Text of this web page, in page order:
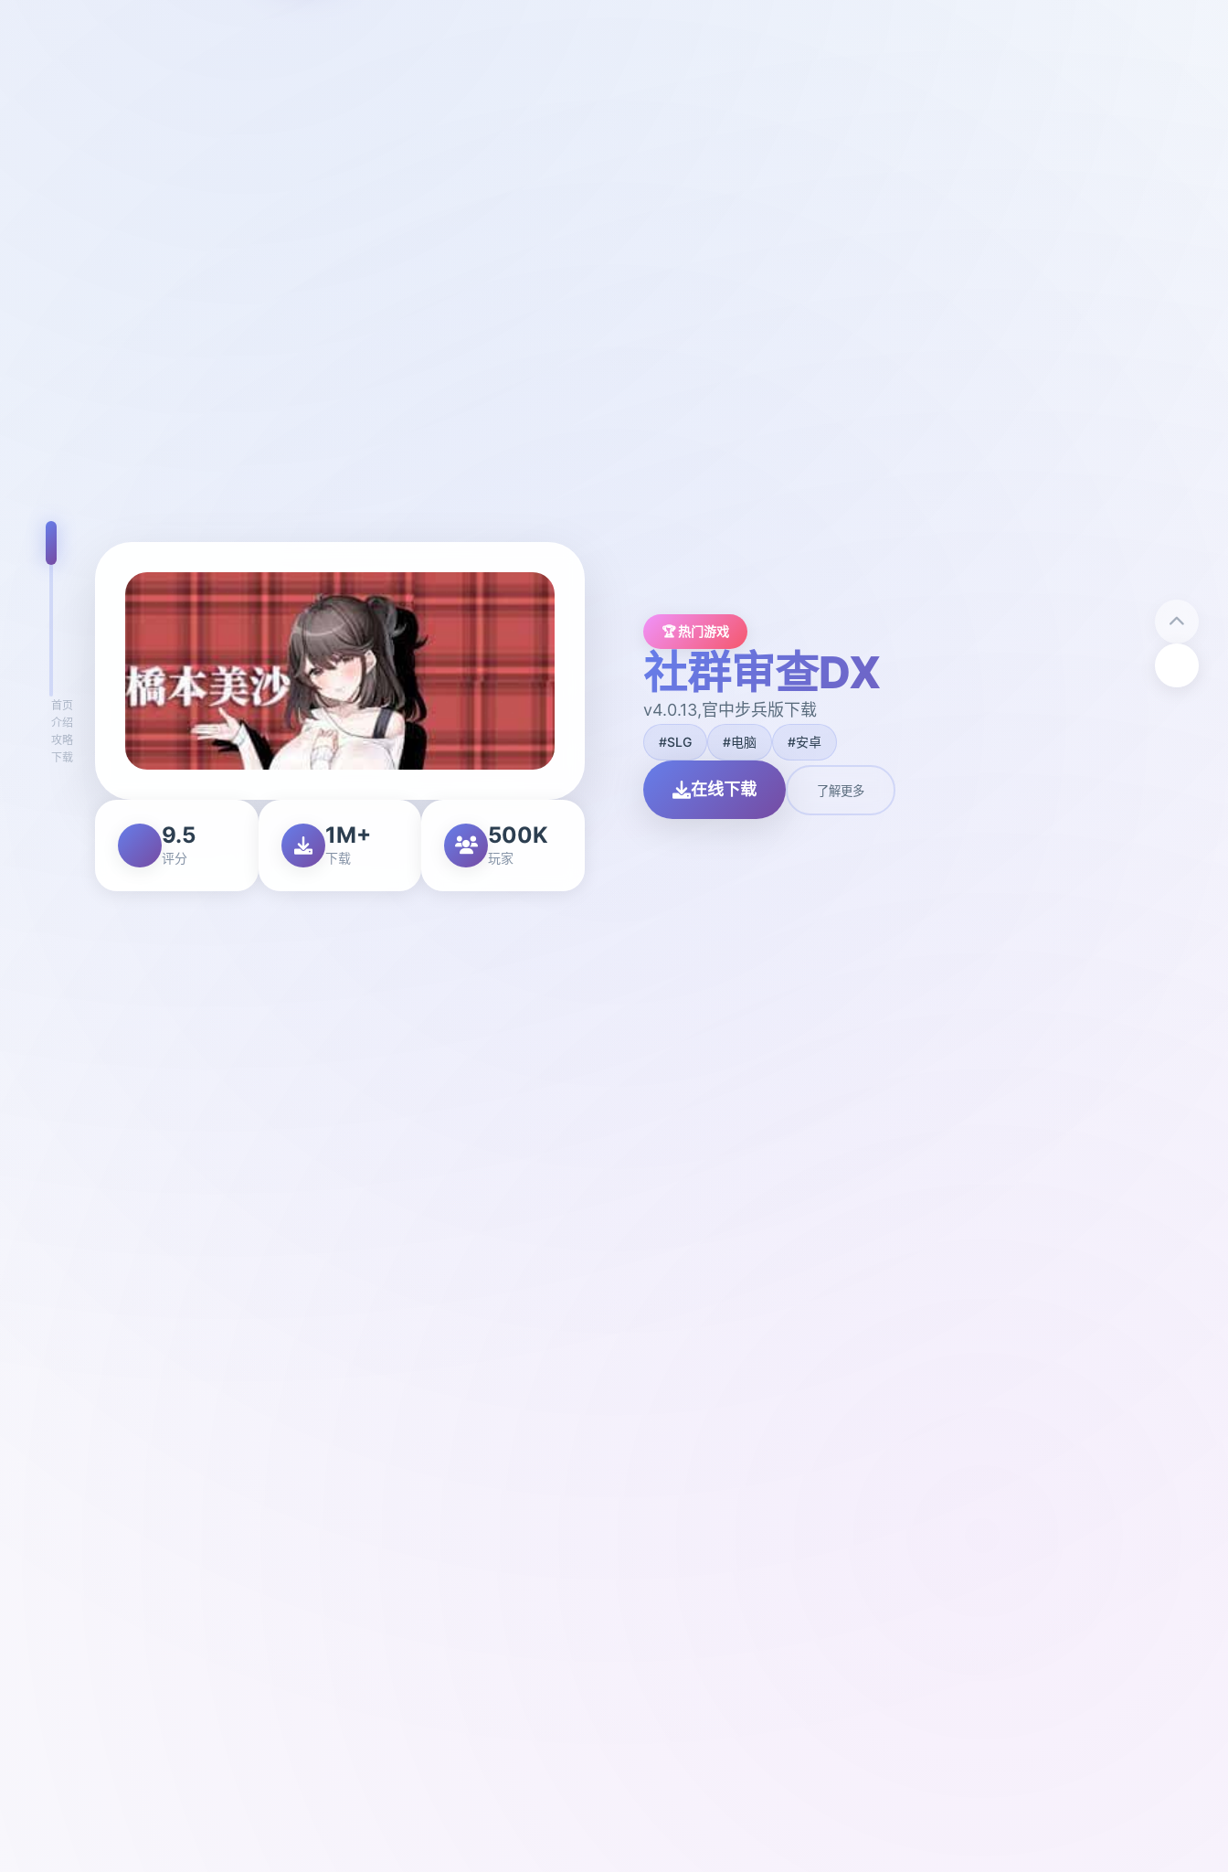
首页
介绍
攻略
下载
9.5
评分
1M+
下载
500K
玩家
🏆 热门游戏
社群审查DX
v4.0.13,官中步兵版下载
#SLG #电脑 #安卓
在线下载 了解更多